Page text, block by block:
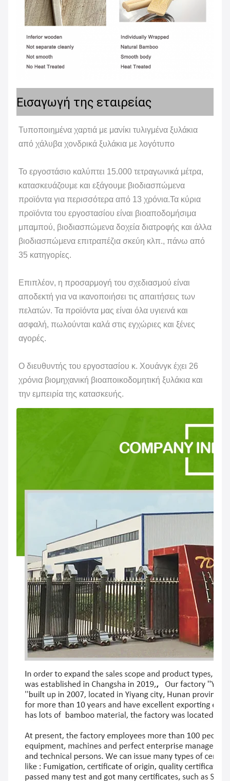
Εισαγωγή της εταιρείας
Τυποποιημένα χαρτιά με μανίκι τυλιγμένα ξυλάκια
από χάλυβα χονδρικά ξυλάκια με λογότυπο
Το εργοστάσιο καλύπτει 15.000 τετραγωνικά μέτρα,
κατασκευάζουμε και εξάγουμε βιοδιασπώμενα
προϊόντα για περισσότερα από 13 χρόνια.Τα κύρια
προϊόντα του εργοστασίου είναι βιοαποδομήσιμα
μπαμπού, βιοδιασπώμενα δοχεία διατροφής και άλλα
βιοδιασπώμενα επιτραπέζια σκεύη κλπ., πάνω από
35 κατηγορίες.
Επιπλέον, η προσαρμογή του σχεδιασμού είναι
αποδεκτή για να ικανοποιήσει τις απαιτήσεις των
πελατών. Τα προϊόντα μας είναι όλα υγιεινά και
ασφαλή, πωλούνται καλά στις εγχώριες και ξένες
αγορές.
Ο διευθυντής του εργοστασίου κ. Χουάνγκ έχει 26
χρόνια βιομηχανική βιοαποικοδομητική ξυλάκια και
την εμπειρία της κατασκευής.